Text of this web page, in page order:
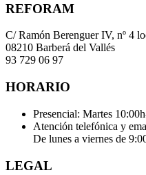
REFORAM
C/ Ramón Berenguer IV, nº 4
08210 Barberá del Vallés
93 729 06 97
HORARIO
Presencial: Martes
Atención telefónica y
De lunes a viernes de
LEGAL